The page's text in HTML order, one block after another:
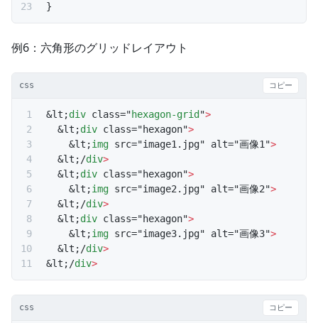
}
例6：六角形のグリッドレイアウト
css コピー
&lt;div class="hexagon-grid ">
  &lt;
div class="hexagon">
    &lt;
img src="image1.jpg" alt="画像1">
  &lt;/
div>
  &lt;
div class="hexagon">
    &lt;
img src="image2.jpg" alt="画像2">
  &lt;/
div>
  &lt;
div class="hexagon">
    &lt;
img src="image3.jpg" alt="画像3">
  &lt;/
div>
&lt;/div>
css コピー